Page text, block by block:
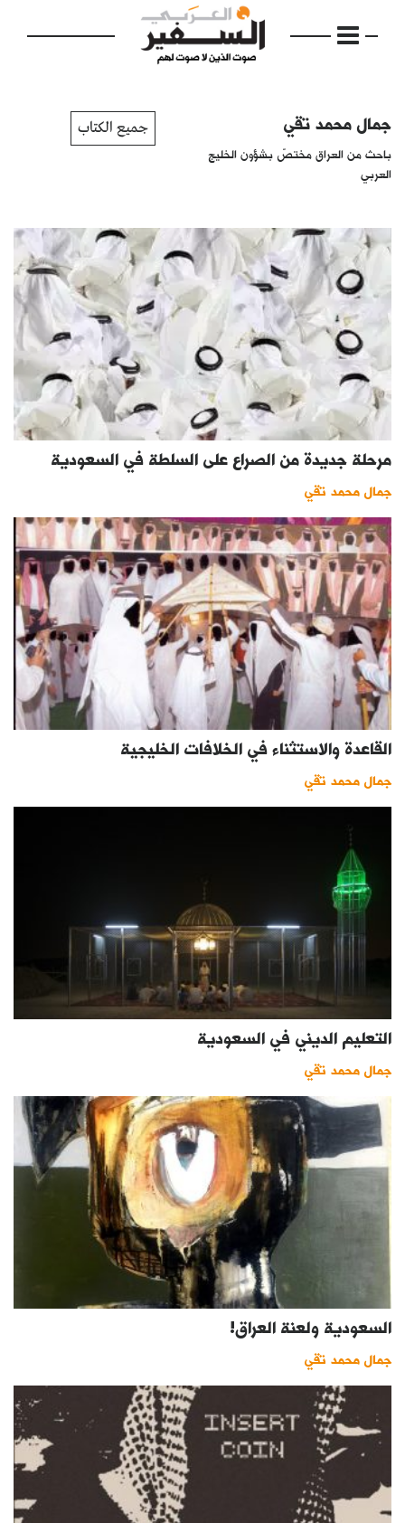
مواضيع
إفتتاحية
فكرة
دفاتر
بالصورة
كتّابنا
الأرشيف
جمال محمد تقي
باحث من العراق مختصّ بشؤون الخليج
العربي
جميع الكتاب
مرحلة جديدة من الصراع على السلطة في السعودية
جمال محمد تقي
القاعدة والاستثناء في الخلافات الخليجية
جمال محمد تقي
التعليم الديني في السعودية
جمال محمد تقي
السعودية ولعنة العراق!
جمال محمد تقي